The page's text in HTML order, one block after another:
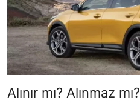
Alınır mı? Alınmaz mı?